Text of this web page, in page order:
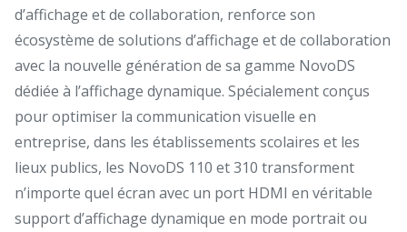
d’affichage et de collaboration, renforce son
écosystème de solutions d’affichage et de collaboration
avec la nouvelle génération de sa gamme NovoDS
dédiée à l’affichage dynamique. Spécialement conçus
pour optimiser la communication visuelle en
entreprise, dans les établissements scolaires et les
lieux publics, les NovoDS 110 et 310 transforment
n’importe quel écran avec un port HDMI en véritable
support d’affichage dynamique en mode portrait ou